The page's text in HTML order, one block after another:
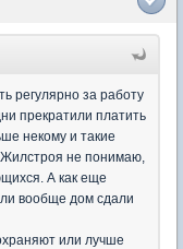
регулярно за работу
прекратили платить
некому и такие
Жилстроя не понимаю,
А как еще
вообще дом сдали
или лучше